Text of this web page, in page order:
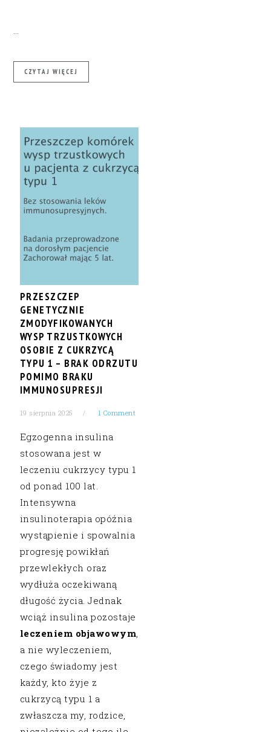
CZYTAJ WIĘCEJ
PRZESZCZEP
GENETYCZNIE
ZMODYFIKOWANYCH
WYSP TRZUSTKOWYCH
OSOBIE Z CUKRZYCĄ
TYPU 1 – BRAK ODRZUTU
POMIMO BRAKU
IMMUNOSUPRESJI
19 sierpnia 2025 1 Comment
Egzogenna insulina
stosowana jest w
leczeniu cukrzycy typu 1
od ponad 100 lat.
Intensywna
insulinoterapia opóźnia
wystąpienie i spowalnia
progresję powikłań
przewlekłych oraz
wydłuża oczekiwaną
długość życia. Jednak
wciąż insulina pozostaje
leczeniem objawowym
a nie wyleczeniem,
czego świadomy jest
każdy, kto żyje z
cukrzycą typu 1 a
zwłaszcza my, rodzice,